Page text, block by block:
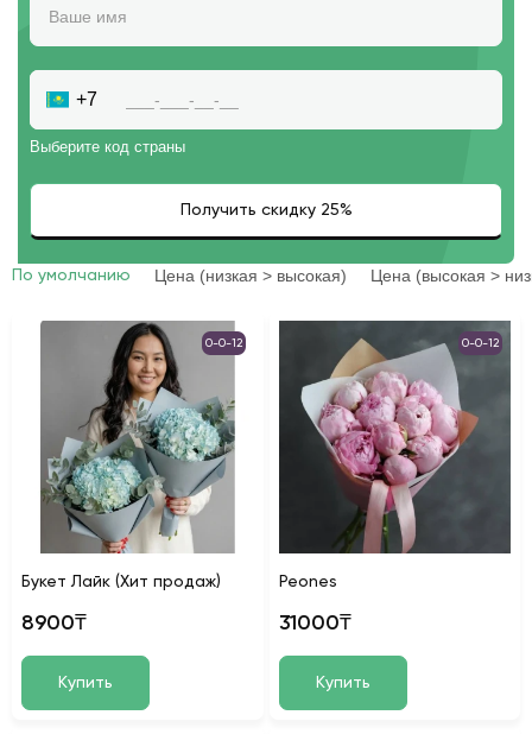
+7
Выберите код страны
По умолчанию Цена (низкая > высокая) Цена (высокая >
0-0-12
Букет Лайк (Хит продаж)
8900₸
Купить
0-0-12
Peones
31000₸
Купить